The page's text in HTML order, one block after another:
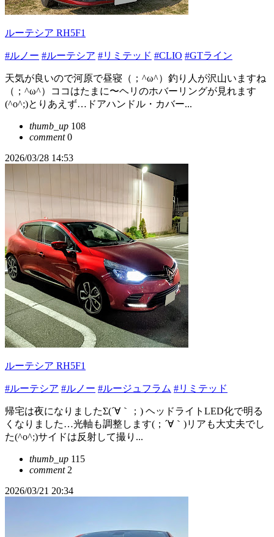
ルーテシア RH5F1
#ルノー #ルーテシア #リミテッド #CLIO #GTライン
天気が良いので河原で昼寝（；^ω^）釣り人が沢山いますね
（；^ω^）ココはたまに〜ヘリのホバーリングが見れます
(^o^;)とりあえず…ドアハンドル・カバー...
thumb_up 108
comment0
2026/03/28 14:53
ルーテシア RH5F1
#ルーテシア #ルノー #ルージュフラム #リミテッド
帰宅は夜になりましたΣ(´∀｀；) ヘッドライトLED化で明る
くなりました…光軸も調整します(；´∀｀)リアも大丈夫でし
た(^o^;)サイドは反射して撮り...
thumb_up 115
comment2
2026/03/21 20:34